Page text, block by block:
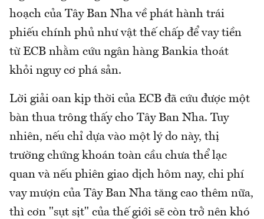
hoạch của Tây Ban Nha về phát hành trái
phiếu chính phủ như vật thế chấp để vay tiền
từ ECB nhằm cứu ngân hàng Bankia thoát
khỏi nguy cơ phá sản.
Lời giải oan kịp thời của ECB đã cứu được một
bàn thua trông thấy cho Tây Ban Nha. Tuy
nhiên, nếu chỉ dựa vào một lý do này, thị
trường chứng khoán toàn cầu chưa thể lạc
quan và nếu phiên giao dịch hôm nay, chi phí
vay mượn của Tây Ban Nha tăng cao thêm nữa,
thì cơn "sụt sịt" của thế giới sẽ còn trở nên khó